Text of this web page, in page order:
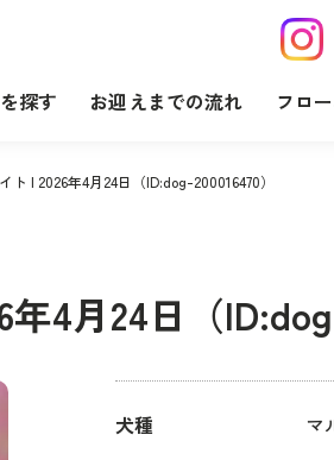
探す お迎えまでの流れ フロ
ト | 2026年4月24日（ID:dog-200016470）
4月24日（ID:dog-
犬種 マ